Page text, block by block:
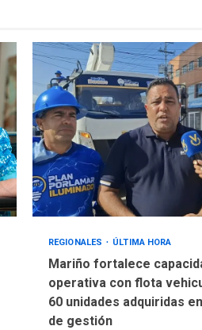
REGIONALES ÚLTIMA HORA
Mariño fortalece
operativa con flota
60 unidades adquiridas
de gestión